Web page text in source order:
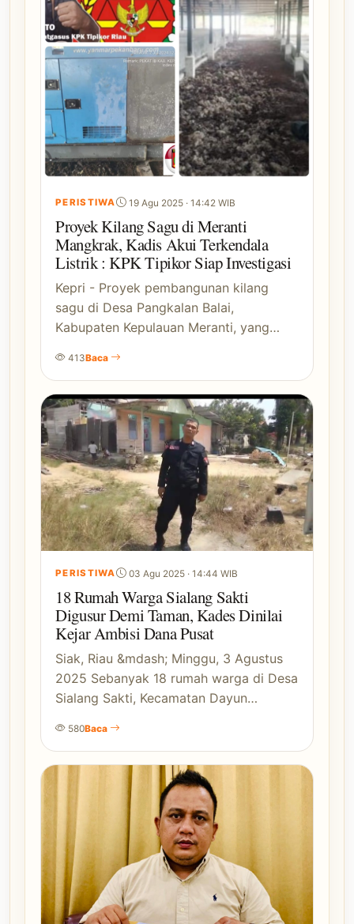
PERISTIWA 19 Agu 2025 · 14:42 WIB
Proyek Kilang Sagu di Meranti
Mangkrak, Kadis Akui Terkendala
Listrik : KPK Tipikor Siap Investigasi
Kepri - Proyek pembangunan kilang
sagu di Desa Pangkalan Balai,
Kabupaten Kepulauan Meranti, yang…
413Baca
PERISTIWA 03 Agu 2025 · 14:44 WIB
18 Rumah Warga Sialang Sakti
Digusur Demi Taman, Kades Dinilai
Kejar Ambisi Dana Pusat
Siak, Riau &mdash; Minggu, 3 Agustus
2025 Sebanyak 18 rumah warga di Desa
Sialang Sakti, Kecamatan Dayun…
580Baca